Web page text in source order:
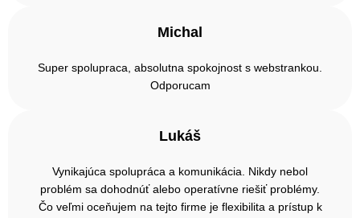
Michal
Super spolupraca, absolutna spokojnost s webstrankou.
Odporucam
Lukáš
Vynikajúca spolupráca a komunikácia. Nikdy nebol
problém sa dohodnúť alebo operatívne riešiť problémy.
Čo veľmi oceňujem na tejto firme je flexibilita a prístup k